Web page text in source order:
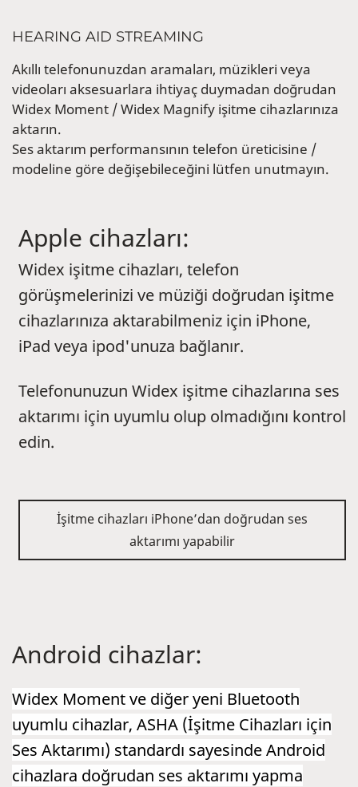
HEARING AID STREAMING
Akıllı telefonunuzdan aramaları, müzikleri veya
videoları aksesuarlara ihtiyaç duymadan doğrudan
Widex Moment / Widex Magnify işitme cihazlarınıza
aktarın.
Ses aktarım performansının telefon üreticisine /
modeline göre değişebileceğini lütfen unutmayın.
Apple cihazları:
Widex işitme cihazları, telefon
görüşmelerinizi ve müziği doğrudan işitme
cihazlarınıza aktarabilmeniz için iPhone,
iPad veya ipod'unuza bağlanır.
Telefonunuzun Widex işitme cihazlarına ses
aktarımı için uyumlu olup olmadığını kontrol
edin.
İşitme cihazları iPhone’dan doğrudan ses
aktarımı yapabilir
Android cihazlar:
Widex Moment ve diğer yeni Bluetooth
uyumlu cihazlar, ASHA (İşitme Cihazları için
Ses Aktarımı) standardı sayesinde Android
cihazlara doğrudan ses aktarımı yapma